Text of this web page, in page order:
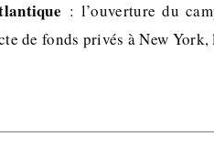
: l’ouverture du
de fonds privés à New